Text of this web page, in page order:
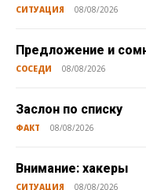
СИТУАЦИЯ 08/08/2026
Предложение и
СОСЕДИ 08/08/2026
Заслон по списку
ФАКТ 08/08/2026
Внимание: хакеры
СИТУАЦИЯ 08/08/2026